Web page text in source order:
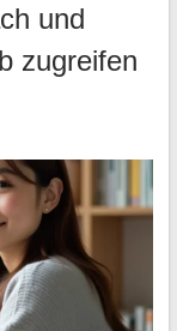
und
zugreifen